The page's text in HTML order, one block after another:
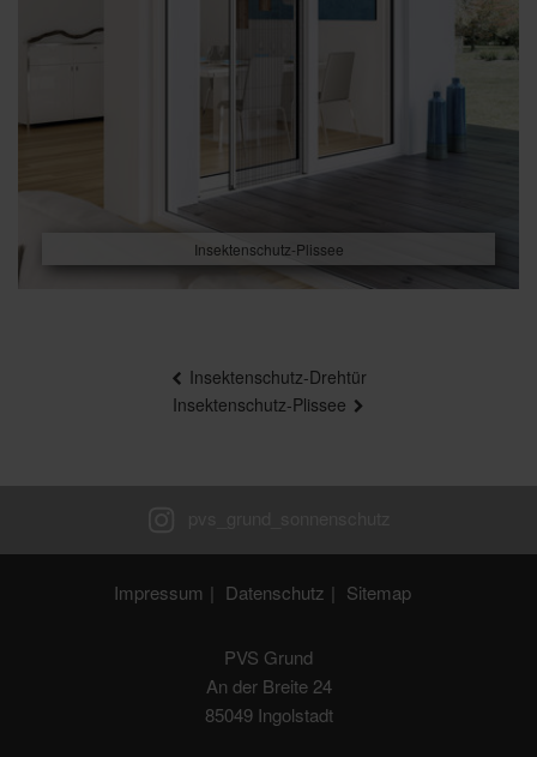
Insektenschutz-Plissee
Insektenschutz-Drehtür
Insektenschutz-Plissee
Impressum Datenschutz Sitemap
PVS Grund
An der Breite 24
85049 Ingolstadt